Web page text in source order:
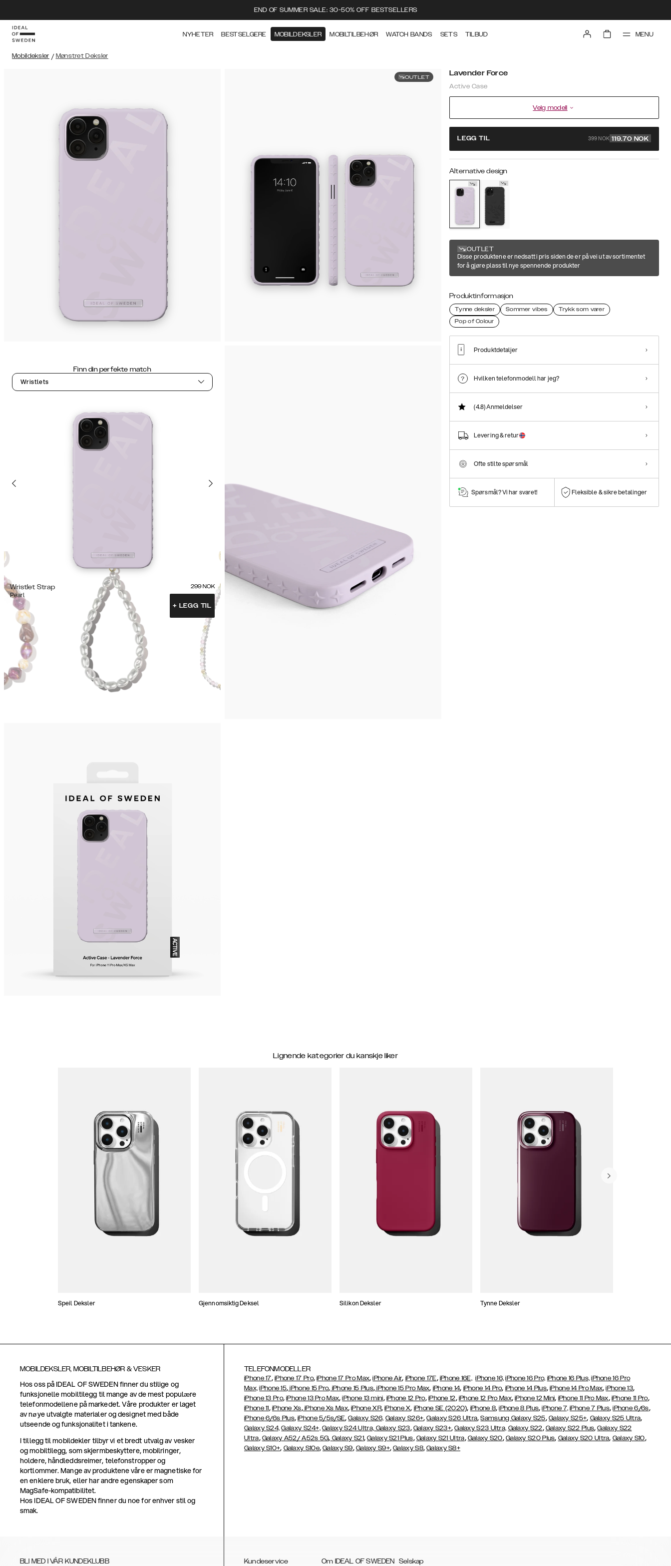
END OF SUMMER SALE: 30-50% OFF BESTSELLERS
NYHETER BESTSELGERE MOBILDEKSLER MOBILTILBEHØR WATCH BANDS SETS TILBUD MENU
Mobildeksler / Mønstret Deksler
OUTLET
Finn din perfekte match
Wristlets
Wristlet Strap
Pearl
299 NOK
+ LEGG TIL
Lavender Force
Active Case
Velg modell
LEGG TIL 399 NOK 119.70 NOK
Alternative design
OUTLET
Disse produktene er nedsatt i pris siden de er på vei ut av sortimentet
for å gjøre plass til nye spennende produkter
Produktinformasjon
Tynne deksler Sommer vibes
Trykk som varer
Pop of Colour
Produktdetaljer
Hvilken telefonmodell har jeg?
(4.8)Anmeldelser
Levering & retur
Ofte stilte spørsmål
Spørsmål? Vi har svaret! Fleksible & sikre betalinger
Lignende kategorier du kanskje liker
Speil Deksler Gjennomsiktig Deksel Silikon Deksler Tynne Deksler
MOBILDEKSLER, MOBILTILBEHØR & VESKER
Hos oss på IDEAL OF SWEDEN finner du stilige og
funksjonelle mobiltilegg til mange av de mest populære
telefonmodellene på markedet. Våre produkter er laget
av nøye utvalgte materialer og designet med både
utseende og funksjonalitet i tankene.
I tillegg til mobildekler tilbyr vi et bredt utvalg av vesker
og mobiltilegg, som skjermbeskyttere, mobilringer,
holdere, håndleddsreimer, telefonstropper og
kortlommer. Mange av produktene våre er magnetiske for
en enklere bruk, eller har andre egenskaper som
MagSafe-kompatibilitet.
Hos IDEAL OF SWEDEN finner du noe for enhver stil og
smak.
TELEFONMODELLER
iPhone 17, iPhone 17 Pro,iPhone 17 Pro Max,iPhone Air, iPhone 17E, iPhone 16E, iPhone 16, iPhone 16 Pro, iPhone 16 Plus, iPhone 16 Pro
Max, iPhone 15, iPhone 15 Pro, iPhone 15 Plus, iPhone 15 Pro Max, iPhone 14, iPhone 14 Pro, iPhone 14 Plus,iPhone 14 Pro Max,iPhone 13,
iPhone 13 Pro,iPhone 13 Pro Max,iPhone 13 mini, iPhone 12 Pro, iPhone 12, iPhone 12 Pro Max,iPhone 12 Mini, iPhone 11 Pro Max, iPhone 11 Pro,
iPhone 11, iPhone Xs,iPhone Xs Max,iPhone XR,iPhone X, iPhone SE (2020), iPhone 8,iPhone 8 Plus,iPhone 7, iPhone 7 Plus,iPhone 6/6s,
iPhone 6/6s Plus,iPhone 5/5s/SE,Galaxy S26, Galaxy S26+,Galaxy S26 Ultra,Samsung Galaxy S25, Galaxy S25+, Galaxy S25 Ultra,
Galaxy S24, Galaxy S24+, Galaxy S24 Ultra, Galaxy S23, Galaxy S23+,Galaxy S23 Ultra, Galaxy S22, Galaxy S22 Plus,Galaxy S22
Ultra, Galaxy A52/ A52s 5G, Galaxy S21,Galaxy S21 Plus, Galaxy S21 Ultra, Galaxy S20, Galaxy S20 Plus, Galaxy S20 Ultra, Galaxy S10,
Galaxy S10+, Galaxy S10e,Galaxy S9, Galaxy S9+,Galaxy S8,Galaxy S8+
BLI MED I VÅR KUNDEKLUBB Kundeservice Om IDEAL OF SWEDEN Selskap